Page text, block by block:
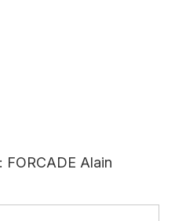
: FORCADE Alain